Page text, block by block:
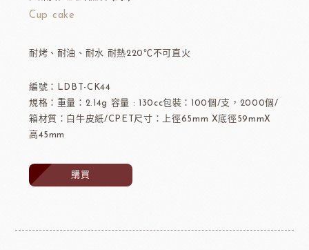
Cup cake
耐烤、耐油、耐水 耐熱220℃不可直火
編號：LDBT-CK44
規格：重量：2.14g 容量 : 130cc包裝：100個/支，2000個/
箱材質：白牛皮紙/CPET尺寸：上徑65mm X底徑59mmX
高45mm
購買